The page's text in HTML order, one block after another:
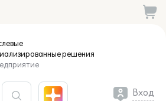
решения
Вход